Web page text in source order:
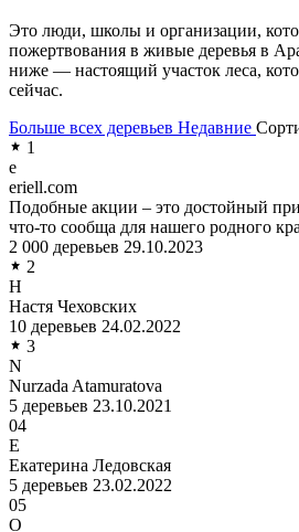
Это люди, школы и организации,
пожертвования в живые деревья в
ниже — настоящий участок леса,
сейчас.
Больше всех деревьев Недавние
1
e
eriell.com
Подобные акции – это достойный
что-то сообща для нашего родного
2 000 деревьев 29.10.2023
2
Н
Настя Чеховских
10 деревьев 24.02.2022
3
N
Nurzada Atamuratova
5 деревьев 23.10.2021
04
Е
Екатерина Ледовская
5 деревьев 23.02.2022
05
О